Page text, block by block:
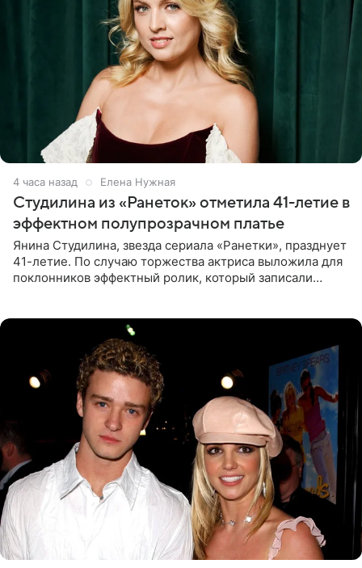
4 часа назад Елена Нужная
Студилина из «Ранеток» отметила 41-летие в
эффектном полупрозрачном платье
Янина Студилина, звезда сериала «Ранетки», празднует
41-летие. По случаю торжества актриса выложила для
поклонников эффектный ролик, который записали